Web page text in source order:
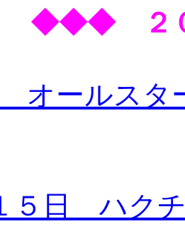
◆◆◆ ２
オールス
５日 ハク